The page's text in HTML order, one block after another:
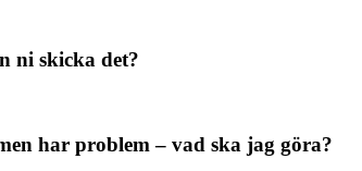
ni skicka det?
har problem – vad ska jag göra?